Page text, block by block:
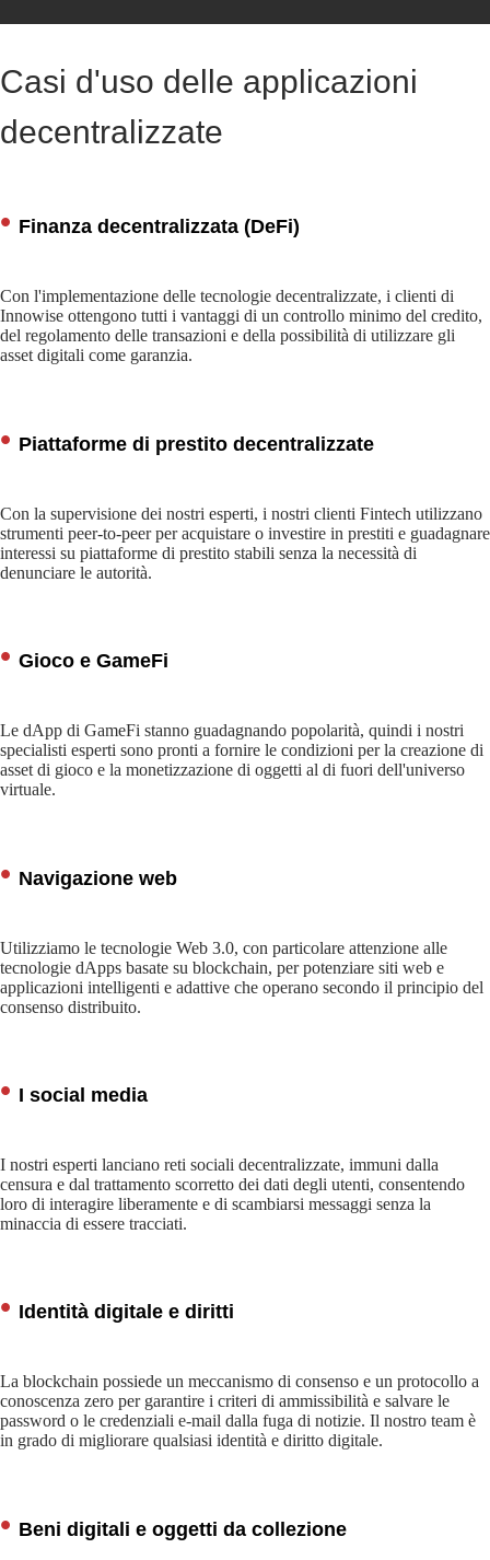
Casi d'uso delle applicazioni
decentralizzate
Finanza decentralizzata (DeFi)
Con l'implementazione delle tecnologie decentralizzate, i clienti di
Innowise ottengono tutti i vantaggi di un controllo minimo del credito,
del regolamento delle transazioni e della possibilità di utilizzare gli
asset digitali come garanzia.
Piattaforme di prestito decentralizzate
Con la supervisione dei nostri esperti, i nostri clienti Fintech utilizzano
strumenti peer-to-peer per acquistare o investire in prestiti e guadagnare
interessi su piattaforme di prestito stabili senza la necessità di
denunciare le autorità.
Gioco e GameFi
Le dApp di GameFi stanno guadagnando popolarità, quindi i nostri
specialisti esperti sono pronti a fornire le condizioni per la creazione di
asset di gioco e la monetizzazione di oggetti al di fuori dell'universo
virtuale.
Navigazione web
Utilizziamo le tecnologie Web 3.0, con particolare attenzione alle
tecnologie dApps basate su blockchain, per potenziare siti web e
applicazioni intelligenti e adattive che operano secondo il principio del
consenso distribuito.
I social media
I nostri esperti lanciano reti sociali decentralizzate, immuni dalla
censura e dal trattamento scorretto dei dati degli utenti, consentendo
loro di interagire liberamente e di scambiarsi messaggi senza la
minaccia di essere tracciati.
Identità digitale e diritti
La blockchain possiede un meccanismo di consenso e un protocollo a
conoscenza zero per garantire i criteri di ammissibilità e salvare le
password o le credenziali e-mail dalla fuga di notizie. Il nostro team è
in grado di migliorare qualsiasi identità e diritto digitale.
Beni digitali e oggetti da collezione